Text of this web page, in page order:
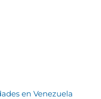
en Venezuela